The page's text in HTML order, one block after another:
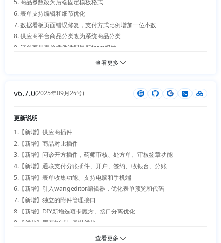
25.【优化】门店接口服务：整体梳理、优化全部门店相关接口；新增门店
员工、卖家专属API；优化移动端核销订单数据展示
26.【优化】达达配送接口：优化对接逻辑，完善配套接口文档
27.【优化】账号登录：验证码登录新增自动注册账号功能
29.【优化】送礼插件：补齐多商户适配字段，完善续费相关逻辑
31.【优化】收银台主程序：优化订单、售后、用户核验全流程细节；优化
32.【优化】其他营销插件：优化提现页面展示效果；修复砍价功能价格字
段异常问题
33.【优化】配套基础功能：新增用户地址消息通知接口；优化博客插件读
取商品数据逻辑；多语言插件适配拼团功能；优化问答模块与扫码支付联
动细节
34.【优化】门店后台管理：新增门店员工薪资明细查询接口；优化门店状
态进度、服务订单细节；重构列表初始化代码结构
35.【优化】页面UI样式：顶部导航对齐修正，弹窗数据处理逻辑优化，全
站多语言文案统一优化，多处页面细节样式整改
36.【优化】系统适配改造：系统适配售价隐藏插件运行
37.【优化】商品导入插件：支持规格图片、多层规格批量导入商品数据，
33.【优化】积分商城、积分日志、钱包积分兑换
34.【优化】商品搜索、详情、参数与规格相关体验
35.【优化】预售、满减满折、满送、企业采购、抽奖、送礼、礼品卡、虚
拟密钥等插件细节
36.【优化】DIY、分销、支付页扫码提示、订单扩展数据
37.【优化】插件上传、新版本上传及系统安全（jquery 升级、上传下载
39.【修复】进销存热销产品、基础统计角标等问题
41.【修复】预售、采购中心、库存回滚、邮箱绑定、插件上传风险等问题
20.【优化】订单记录商品所有基础数据、参数、详情信息
21.【优化】修复diy和forminput接口显示问题
22.【优化】智能工具箱订单售后客服支持店铺和平台同时存在
23.【优化】问诊开方支持附件下载、历史沟通记录查看
25.【优化】搜索记录增加关键字限制和用户ip
27.【优化】商品面包屑导航支持自动读取上级层级
28.【优化】商品新增全面的二维码预览
30.【优化】three组件禁止操作排除支持
31.【优化】选项卡魔法自定义组件支持插件数据处理
32.【优化】优惠券细节优化
33.【优化】会员等级增强版，分销静态图片配置优化
34.【优化】积分商城图片优化
35.【优化】电子面单插件支持多商户
36.【优化】DIY支持短视频插件
5. 商品参数改为后端固定模板格式
6. 表单支持编辑和细节优化
7. 数据看板页面错误修复，支付方式比例增加一位小数
8. 供应商平台商品分类改为系统商品分类
9. 订单商品表单插件适配最新form组件
10. 门店订单列表新增订单商品表单查看
13. 商品详情控制购物车和购买按钮
15. 购物车按照商品一致排序
17. 版权修改插件支持可修改版本号
18. 分身插件DIY底部菜单管理错误修复
查看更多
v6.7.0(2025年09月26号)
更新说明
1.【新增】供应商插件
2.【新增】商品对比插件
3.【新增】问诊开方插件，药师审核、处方单、审核签章功能
4.【新增】通联支付分账插件、开户、签约、收银台、分账
5.【新增】表单收集功能、支持电脑和手机端
6.【新增】引入wangeditor编辑器，优化表单预览和代码
7.【新增】独立的附件管理接口
8.【新增】DIY新增选项卡魔方、接口分离优化
9.【优化】库存扣减与回退优化
10.【优化】权限支持导出Excel 查看更多